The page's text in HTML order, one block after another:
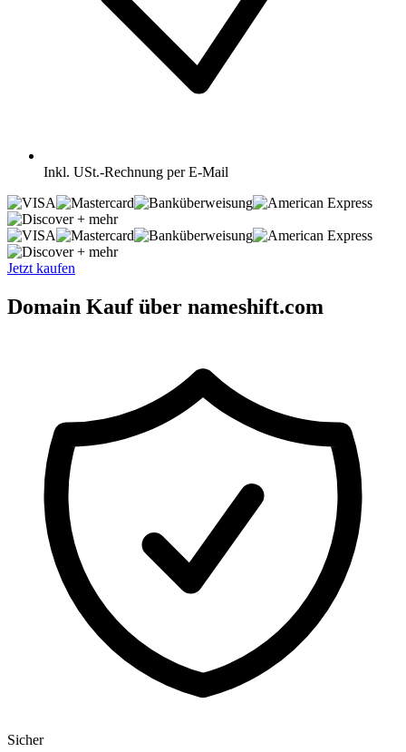
Inkl. USt.-Rechnung per E-Mail
+ mehr
+ mehr
Jetzt kaufen
Domain Kauf über nameshift.com
Sicher